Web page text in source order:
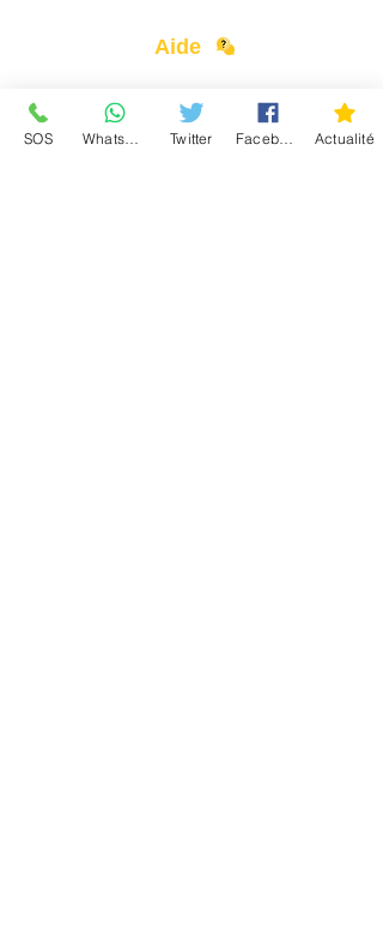
Aide
Contact
Devenir Partenaire
SOS Twitter Actualité